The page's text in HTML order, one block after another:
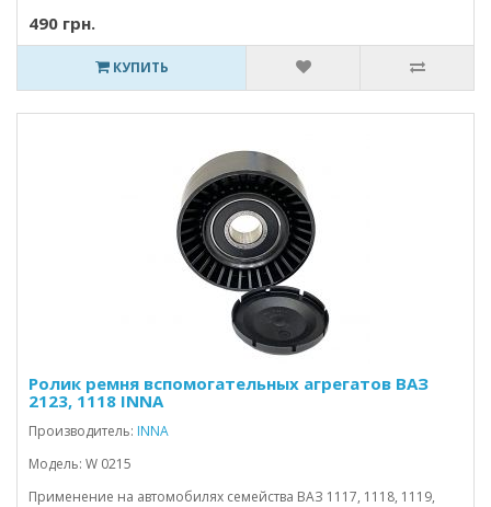
490 грн.
КУПИТЬ
Ролик ремня вспомогательных агрегатов ВАЗ
2123, 1118 INNA
Производитель: INNA
Модель: W 0215
Применение на автомобилях семейства ВАЗ 1117, 1118, 1119,